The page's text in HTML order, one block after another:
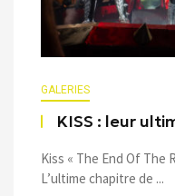
GALERIES
KISS : leur
Kiss « The End Of The
L’ultime chapitre de ...